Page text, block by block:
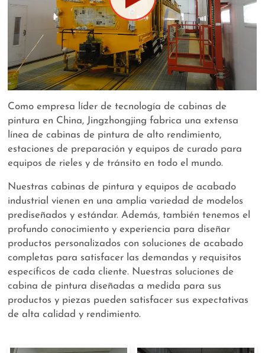
Como empresa líder de tecnología de cabinas de
pintura en China, Jingzhongjing fabrica una extensa
línea de cabinas de pintura de alto rendimiento,
estaciones de preparación y equipos de curado para
equipos de rieles y de tránsito en todo el mundo.
Nuestras cabinas de pintura y equipos de acabado
industrial vienen en una amplia variedad de modelos
prediseñados y estándar. Además, también tenemos el
profundo conocimiento y experiencia para diseñar
productos personalizados con soluciones de acabado
completas para satisfacer las demandas y requisitos
específicos de cada cliente. Nuestras soluciones de
cabina de pintura diseñadas a medida para sus
productos y piezas pueden satisfacer sus expectativas
de alta calidad y rendimiento.